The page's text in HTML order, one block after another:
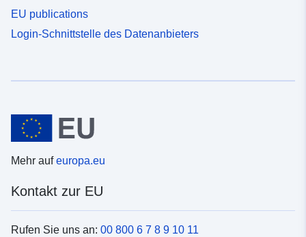
EU publications
Login-Schnittstelle des Datenanbieters
Mehr aufeuropa.eu
Kontakt zur EU
Rufen Sie uns an: 00 800 6 7 8 9 10 11